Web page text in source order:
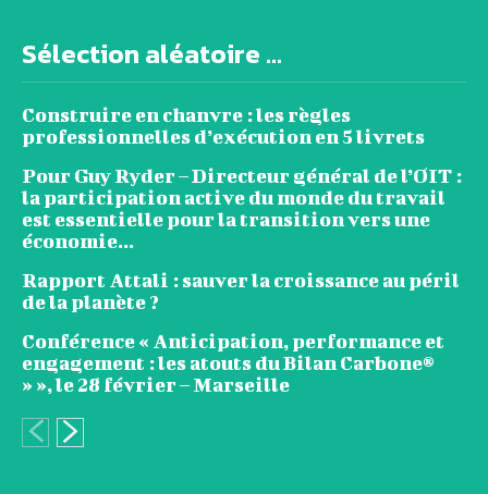
Sélection aléatoire ...
Construire en chanvre : les règles
professionnelles d’exécution en 5 livrets
Pour Guy Ryder – Directeur général de l’OIT :
la participation active du monde du travail
est essentielle pour la transition vers une
économie...
Rapport Attali : sauver la croissance au péril
de la planète ?
Conférence « Anticipation, performance et
engagement : les atouts du Bilan Carbone®
» », le 28 février – Marseille